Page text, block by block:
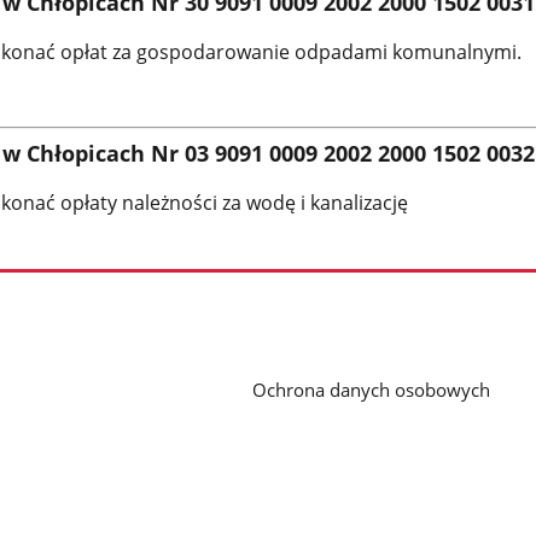
opłat za gospodarowanie odpadami komunalnymi.
Chłopicach Nr 03 9091 0009 2002 2000 1502 0032
opłaty należności za wodę i kanalizację
Ochrona danych osobowych